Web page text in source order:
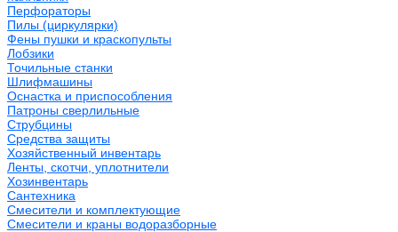
Перфораторы
Пилы (циркулярки)
Фены пушки и краскопульты
Лобзики
Точильные станки
Шлифмашины
Оснастка и приспособления
Патроны сверлильные
Струбцины
Средства защиты
Хозяйственный инвентарь
Ленты, скотчи, уплотнители
Хозинвентарь
Сантехника
Смесители и комплектующие
Смесители и краны водоразборные